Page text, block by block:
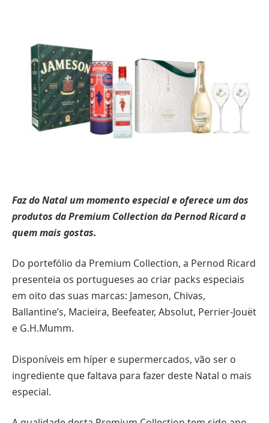
Faz do Natal um momento especial e oferece um dos
produtos da Premium Collection da Pernod Ricard a
quem mais gostas.
Do portefólio da Premium Collection, a Pernod Ricard
presenteia os portugueses ao criar packs especiais
em oito das suas marcas: Jameson, Chivas,
Ballantine’s, Macieira, Beefeater, Absolut, Perrier-Jouët
e G.H.Mumm.
Disponíveis em híper e supermercados, vão ser o
ingrediente que faltava para fazer deste Natal o mais
especial.